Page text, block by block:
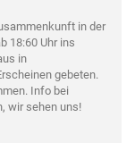
in der
18:60 Uhr ins
in
gebeten.
Info bei
wir sehen uns!